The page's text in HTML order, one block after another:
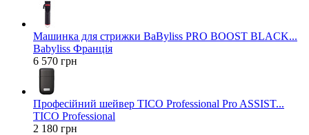
Машинка для стрижки BaByliss PRO BOOST BLACK...
Babyliss Франція
6 570 грн
Професійний шейвер TICO Professional Pro ASSIST...
TICO Professional
2 180 грн